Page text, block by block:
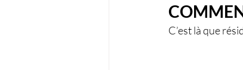
C’est là que